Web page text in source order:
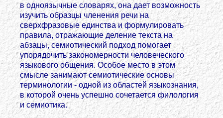
в одноязычные словарях, она дает возможность
изучить образцы членения речи на
сверхфразовые единства и формулировать
правила, отражающие деление текста на
абзацы, семиотический подход помогает
упорядочить закономерности человеческого
языкового общения. Особое место в этом
смысле занимают семиотические основы
терминологии - одной из областей языкознания,
в которой очень успешно сочетается филология
и семиотика.